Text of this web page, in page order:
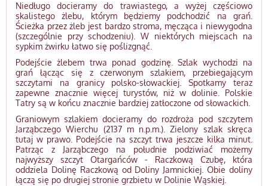
Niedługo docieramy do trawiastego, a wyżej częściowo
skalistego żlebu, którym będziemy podchodzić na grań.
Ścieżka przez żleb jest bardzo stroma, męcząca i niewygodna
(szczególnie przy schodzeniu). W niektórych miejscach na
sypkim żwirku łatwo się poślizgnąć.
Podejście żlebem trwa ponad godzinę. Szlak wychodzi na
grań łącząc się z czerwonym szlakiem, przebiegającym
szczytami na granicy polsko-słowackiej. Spotkamy teraz
zapewne znacznie więcej turystów, niż w dolinie. Polskie
Tatry są w końcu znacznie bardziej zatłoczone od słowackich.
Graniowym szlakiem docieramy do rozdroża pod szczytem
Jarząbczego Wierchu (2137 m n.p.m.). Zielony szlak skręca
tutaj w prawo. Podejście na szczyt trwa jeszcze kilka minut.
Patrząc z Jarząbczego na południe podziwiać możemy
najwyższy szczyt Otargańców - Raczkową Czubę, która
oddziela Dolinę Raczkową od Doliny Jamnickiej. Obie doliny
łączą się po drugiej stronie grzbietu w Dolinie Wąskiej.